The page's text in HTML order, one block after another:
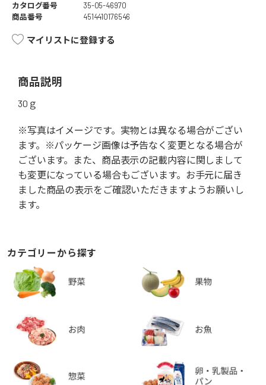
カタログ番号
35-05-46970
商品番号
4514410176546
マイリストに登録する
商品説明
30ｇ
※写真はイメージです。実物とは異なる場合がござい
ます。※パッケージ画像は予告なく変更となる場合が
ございます。また、商品表示の記載内容に関しまして
も変更になっている場合もございます。お手元に届き
ました商品の表示をご確認いただきますようお願いし
ます。
カテゴリーから探す